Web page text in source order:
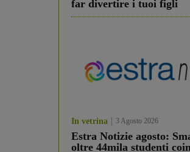
far divertire i tuoi figli
In vetrina 3 Agosto 2026
Estra Notizie agosto:
oltre 44mila studenti